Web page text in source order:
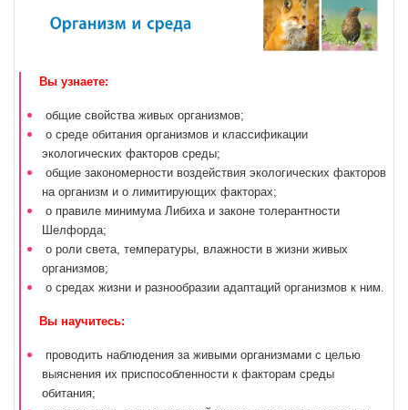
Вы узнаете:
общие свойства живых организмов;
о среде обитания организмов и классификации
экологических факторов среды;
общие закономерности воздействия экологических факторов
на организм и о лимитирующих факторах;
о правиле минимума Либиха и законе толерантности
Шелфорда;
о роли света, температуры, влажности в жизни живых
организмов;
о средах жизни и разнообразии адаптаций организмов к ним.
Вы научитесь:
проводить наблюдения за живыми организмами с целью
выяснения их приспособленности к факторам среды
обитания;